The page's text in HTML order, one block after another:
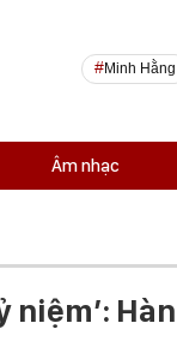
Minh Hằng
Âm nhạc
niệm’: